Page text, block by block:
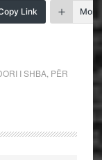
Link More
I SHBA, PËR